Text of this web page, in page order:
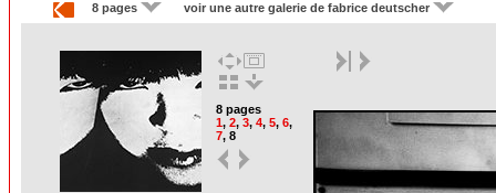
8 pages voir une autre galerie de fabrice deutscher
8 pages
1, 2, 3, 4, 5, 6,
7, 8